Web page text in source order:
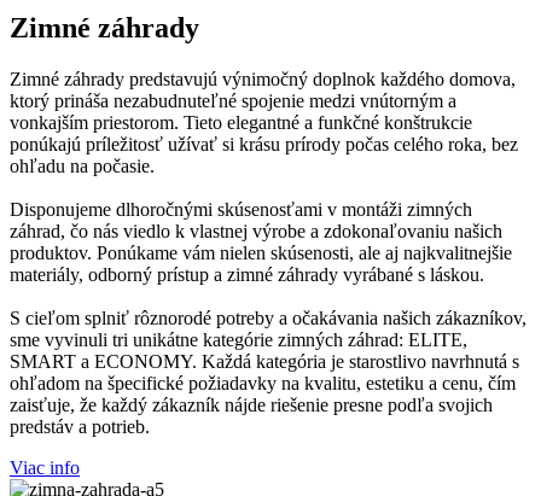
Zimné záhrady
Zimné záhrady predstavujú výnimočný doplnok každého domova,
ktorý prináša nezabudnuteľné spojenie medzi vnútorným a
vonkajším priestorom. Tieto elegantné a funkčné konštrukcie
ponúkajú príležitosť užívať si krásu prírody počas celého roka, bez
ohľadu na počasie.
Disponujeme dlhoročnými skúsenosťami v montáži zimných
záhrad, čo nás viedlo k vlastnej výrobe a zdokonaľovaniu našich
produktov. Ponúkame vám nielen skúsenosti, ale aj najkvalitnejšie
materiály, odborný prístup a zimné záhrady vyrábané s láskou.
S cieľom splniť rôznorodé potreby a očakávania našich zákazníkov,
sme vyvinuli tri unikátne kategórie zimných záhrad: ELITE,
SMART a ECONOMY. Každá kategória je starostlivo navrhnutá s
ohľadom na špecifické požiadavky na kvalitu, estetiku a cenu, čím
zaisťuje, že každý zákazník nájde riešenie presne podľa svojich
predstáv a potrieb.
Viac info